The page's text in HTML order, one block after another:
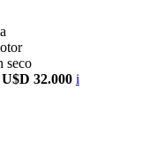
seco
32.000 i